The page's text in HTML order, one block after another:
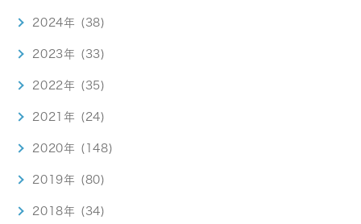
2024年 (38)
2023年 (33)
2022年 (35)
2021年 (24)
2020年 (148)
2019年 (80)
2018年 (34)